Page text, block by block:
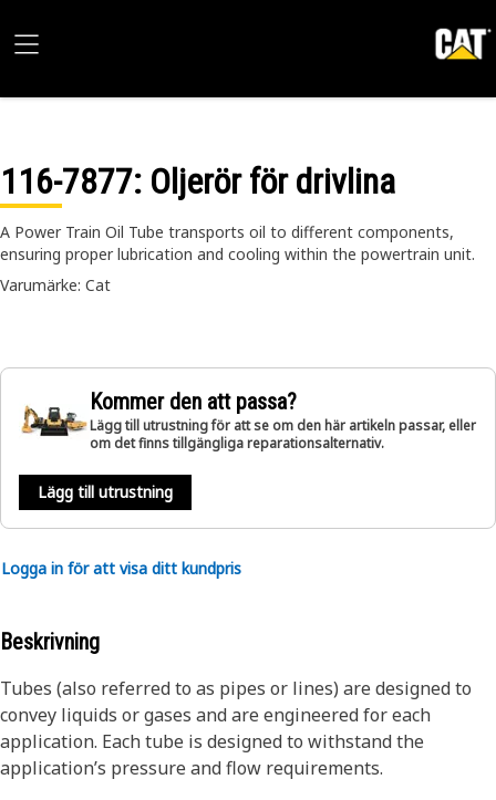
116-7877: Oljerör för drivlina
A Power Train Oil Tube transports oil to different components,
ensuring proper lubrication and cooling within the powertrain unit.
Varumärke: Cat
Kommer den att passa?
Lägg till utrustning för att se om den här artikeln passar, eller
om det finns tillgängliga reparationsalternativ.
Lägg till utrustning
Logga in för att visa ditt kundpris
Beskrivning
Tubes (also referred to as pipes or lines) are designed to
convey liquids or gases and are engineered for each
application. Each tube is designed to withstand the
application’s pressure and flow requirements.